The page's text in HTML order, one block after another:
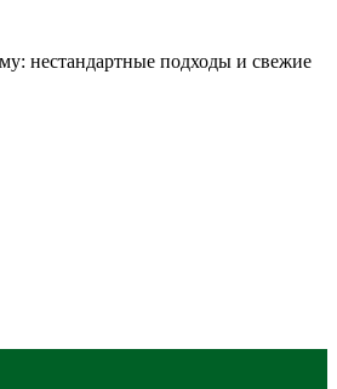
нестандартные подходы и свежие